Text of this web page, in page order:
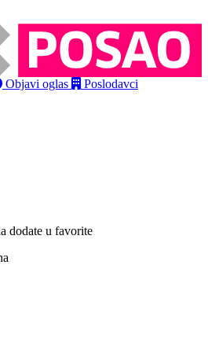
Objavi oglas Poslodavci
dodate u favorite